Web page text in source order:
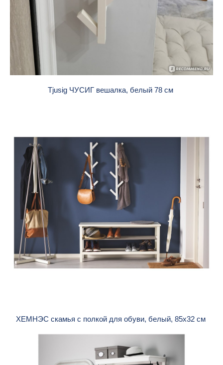
Tjusig ЧУСИГ вешалка, белый 78 см
ХЕМНЭС скамья с полкой для обуви, белый, 85x32 см